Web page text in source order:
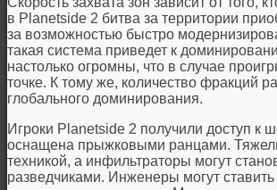
в Planetside 2 битва за территории
за возможностью быстро
такая система приведет к
настолько огромны, что в случае
точке. К тому же, количество фракций
глобального доминирования.
Игроки Planetside 2 получили доступ к
оснащена прыжковыми ранцами.
техникой, а инфильтраторы могут
разведчиками. Инженеры могут